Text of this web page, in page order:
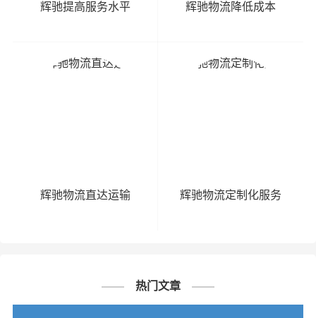
辉驰提高服务水平 辉驰物流降低成本
辉驰物流直达运输 辉驰物流定制化服务
热门文章